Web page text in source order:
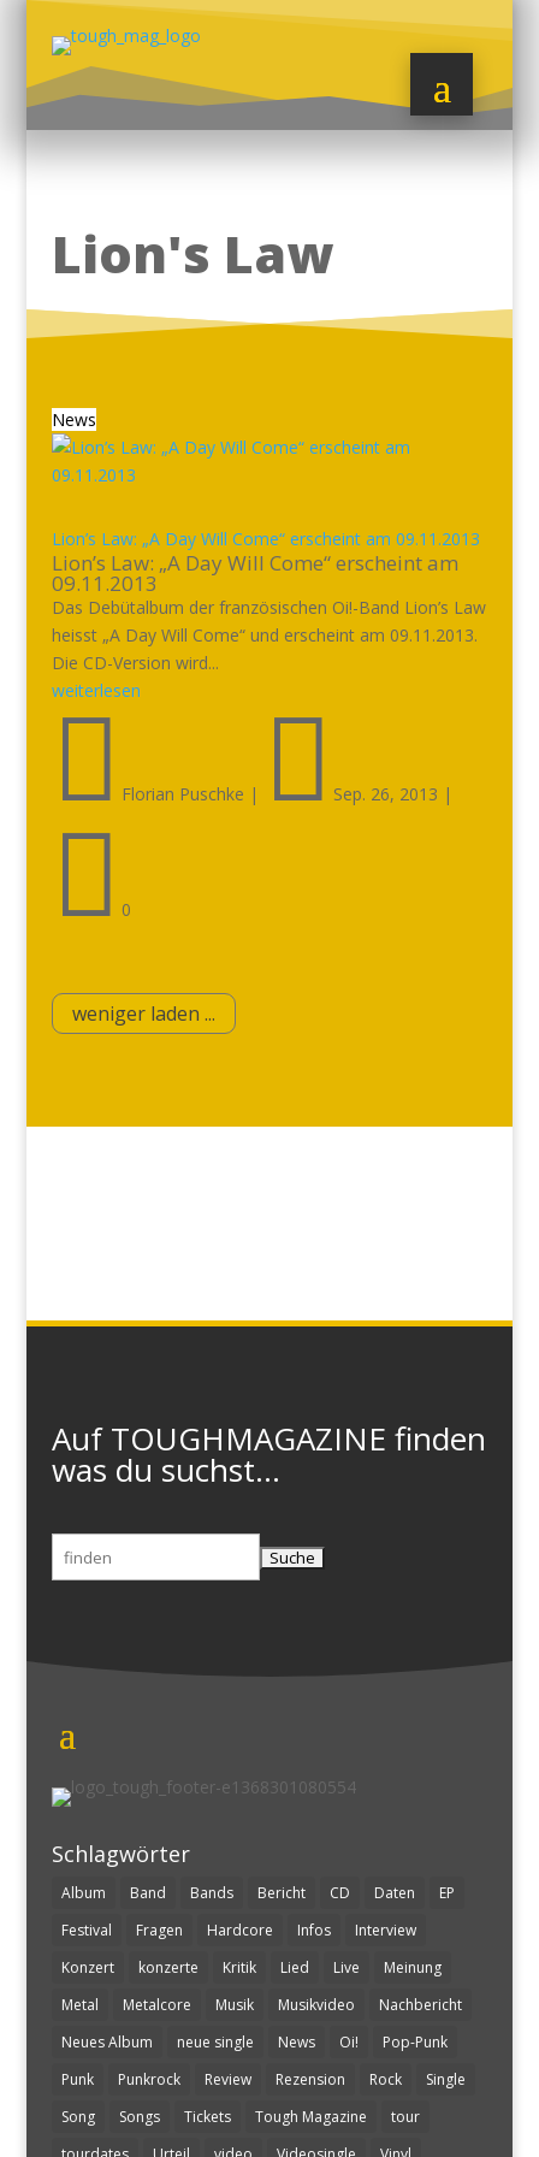
Lion's Law
News
Lion’s Law: „A Day Will Come“ erscheint am 09.11.2013
Lion’s Law: „A Day Will Come“ erscheint am
09.11.2013
Das Debütalbum der französischen Oi!-Band Lion’s Law
heisst „A Day Will Come“ und erscheint am 09.11.2013.
Die CD-Version wird...
weiterlesen
 Florian Puschke |  Sep. 26, 2013 |
 0
weniger laden ...
Auf TOUGHMAGAZINE finden
was du suchst...
Suchen
nach:
Schlagwörter
Album Band Bands Bericht CD Daten
EP
Festival
Fragen Hardcore Infos
Interview
Konzert
konzerte Kritik Lied Live
Meinung
Metal
Metalcore Musik Musikvideo
Nachbericht
Neues Album
neue single News Oi!
Pop-Punk
Punk
Punkrock Review Rezension Rock
Single
Song
Songs Tickets Tough Magazine
tour